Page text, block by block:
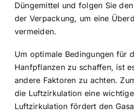
Düngemittel und folgen Sie
der Verpackung, um eine
vermeiden.
Um optimale Bedingungen für
Hanfpflanzen zu schaffen, ist
andere Faktoren zu achten.
die Luftzirkulation eine
Luftzirkulation fördert den